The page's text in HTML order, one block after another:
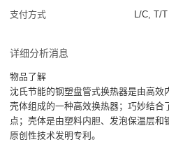
支付方式
L/C, T/T
详细分析消息
物品了解
沈氏节能的钢塑盘管式换热器是由高
壳体组成的一种高效换热器；巧妙结
点；壳体是由塑料内胆、发泡保温层和
原创性技术发明专利。